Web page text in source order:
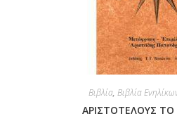
Βιβλία, Βιβλία
ΑΡΙΣΤΟΤΕΛΟΥΣ ΤΟ